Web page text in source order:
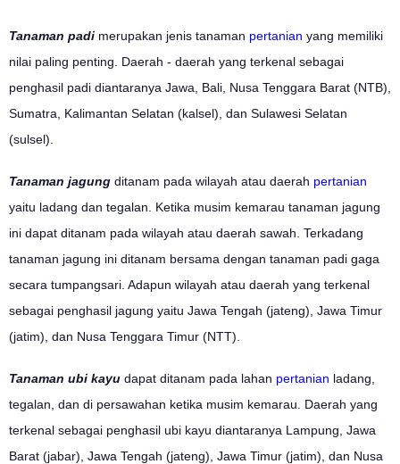
Tanaman padi merupakan jenis tanaman pertanian yang memiliki
nilai paling penting. Daerah - daerah yang terkenal sebagai
penghasil padi diantaranya Jawa, Bali, Nusa Tenggara Barat (NTB),
Sumatra, Kalimantan Selatan (kalsel), dan Sulawesi Selatan
(sulsel).
Tanaman jagung ditanam pada wilayah atau daerah pertanian
yaitu ladang dan tegalan. Ketika musim kemarau tanaman jagung
ini dapat ditanam pada wilayah atau daerah sawah. Terkadang
tanaman jagung ini ditanam bersama dengan tanaman padi gaga
secara tumpangsari. Adapun wilayah atau daerah yang terkenal
sebagai penghasil jagung yaitu Jawa Tengah (jateng), Jawa Timur
(jatim), dan Nusa Tenggara Timur (NTT).
Tanaman ubi kayu dapat ditanam pada lahan pertanian ladang,
tegalan, dan di persawahan ketika musim kemarau. Daerah yang
terkenal sebagai penghasil ubi kayu diantaranya Lampung, Jawa
Barat (jabar), Jawa Tengah (jateng), Jawa Timur (jatim), dan Nusa